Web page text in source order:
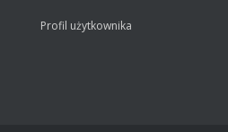
Profil użytkownika